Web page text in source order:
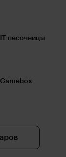
песочницы
Gamebox